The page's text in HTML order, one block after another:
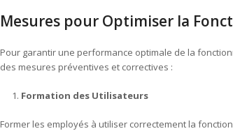
Mesures pour Optimiser la
Pour garantir une performance optimale de la
des mesures préventives et correctives :
Formation des Utilisateurs
Former les employés à utiliser correctement la